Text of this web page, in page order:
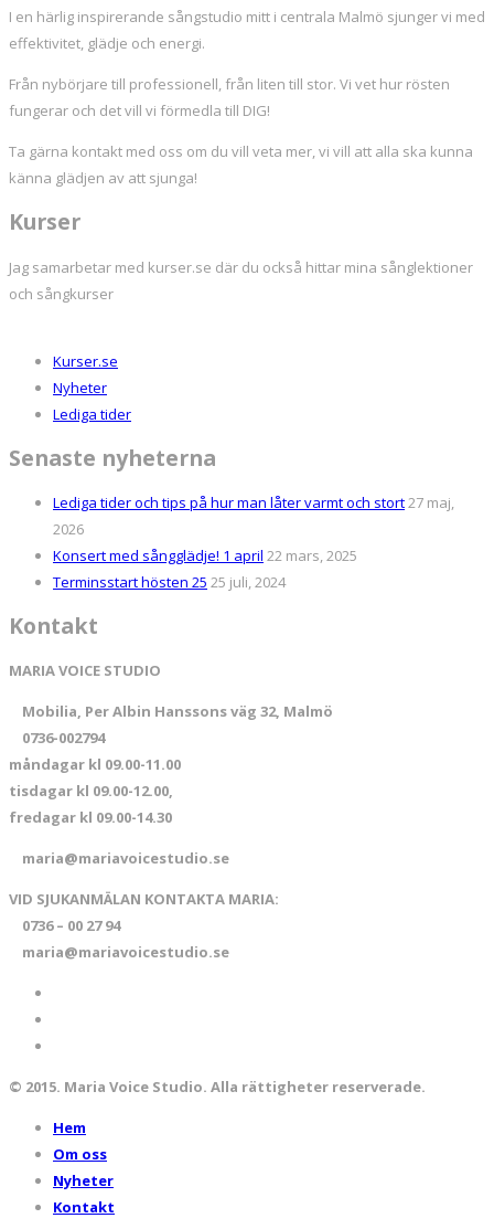
I en härlig inspirerande sångstudio mitt i centrala Malmö sjunger vi med
effektivitet, glädje och energi.
Från nybörjare till professionell, från liten till stor. Vi vet hur rösten
fungerar och det vill vi förmedla till DIG!
Ta gärna kontakt med oss om du vill veta mer, vi vill att alla ska kunna
känna glädjen av att sjunga!
Kurser
Jag samarbetar med kurser.se där du också hittar mina sånglektioner
och sångkurser
Kurser.se
Nyheter
Lediga tider
Senaste nyheterna
Lediga tider och tips på hur man låter varmt och stort27 maj,
2026
Konsert med sångglädje! 1 april 22 mars, 2025
Terminsstart hösten 25 25 juli, 2024
Kontakt
MARIA VOICE STUDIO
Mobilia, Per Albin Hanssons väg 32, Malmö
0736-002794
måndagar kl 09.00-11.00
tisdagar kl 09.00-12.00,
fredagar kl 09.00-14.30
maria@mariavoicestudio.se
VID SJUKANMÄLAN KONTAKTA MARIA:
0736 – 00 27 94
maria@mariavoicestudio.se
© 2015. Maria Voice Studio. Alla rättigheter reserverade.
Hem
Om oss
Nyheter
Kontakt